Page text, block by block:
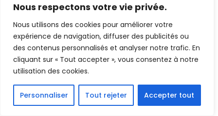
Nous respectons votre vie privée.
Nous utilisons des cookies pour améliorer votre
expérience de navigation, diffuser des publicités ou
des contenus personnalisés et analyser notre trafic. En
cliquant sur « Tout accepter », vous consentez à notre
utilisation des cookies.
Personnaliser Tout rejeter Accepter tout